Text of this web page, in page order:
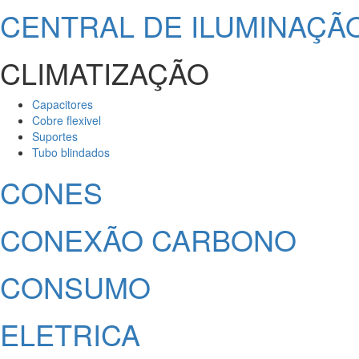
CENTRAL DE
CLIMATIZAÇÃO
Capacitores
Cobre flexivel
Suportes
Tubo blindados
CONES
CONEXÃO CARBONO
CONSUMO
ELETRICA